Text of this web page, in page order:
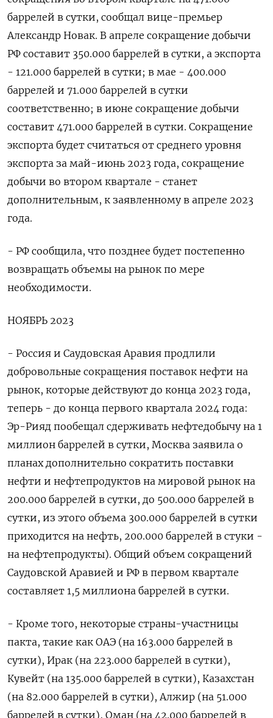
баррелей в сутки, сообщал вице-премьер
Александр Новак. В апреле сокращение добычи
РФ составит 350.000 баррелей в сутки, а экспорта
- 121.000 баррелей в сутки; в мае - 400.000
баррелей и 71.000 баррелей в сутки
соответственно; в июне сокращение добычи
составит 471.000 баррелей в сутки. Сокращение
экспорта будет считаться от среднего уровня
экспорта за май-июнь 2023 года, сокращение
добычи во втором квартале - станет
дополнительным, к заявленному в апреле 2023
года.
- РФ сообщила, что позднее будет постепенно
возвращать объемы на рынок по мере
необходимости.
НОЯБРЬ 2023
- Россия и Саудовская Аравия продлили
добровольные сокращения поставок нефти на
рынок, которые действуют до конца 2023 года,
теперь - до конца первого квартала 2024 года:
Эр-Рияд пообещал сдерживать нефтедобычу на 1
миллион баррелей в сутки, Москва заявила о
планах дополнительно сократить поставки
нефти и нефтепродуктов на мировой рынок на
200.000 баррелей в сутки, до 500.000 баррелей в
сутки, из этого объема 300.000 баррелей в сутки
приходится на нефть, 200.000 баррелей в стуки -
на нефтепродукты). Общий объем сокращений
Саудовской Аравией и РФ в первом квартале
составляет 1,5 миллиона баррелей в сутки.
- Кроме того, некоторые страны-участницы
пакта, такие как ОАЭ (на 163.000 баррелей в
сутки), Ирак (на 223.000 баррелей в сутки),
Кувейт (на 135.000 баррелей в сутки), Казахстан
(на 82.000 баррелей в сутки), Алжир (на 51.000
баррелей в сутки), Оман (на 42.000 баррелей в